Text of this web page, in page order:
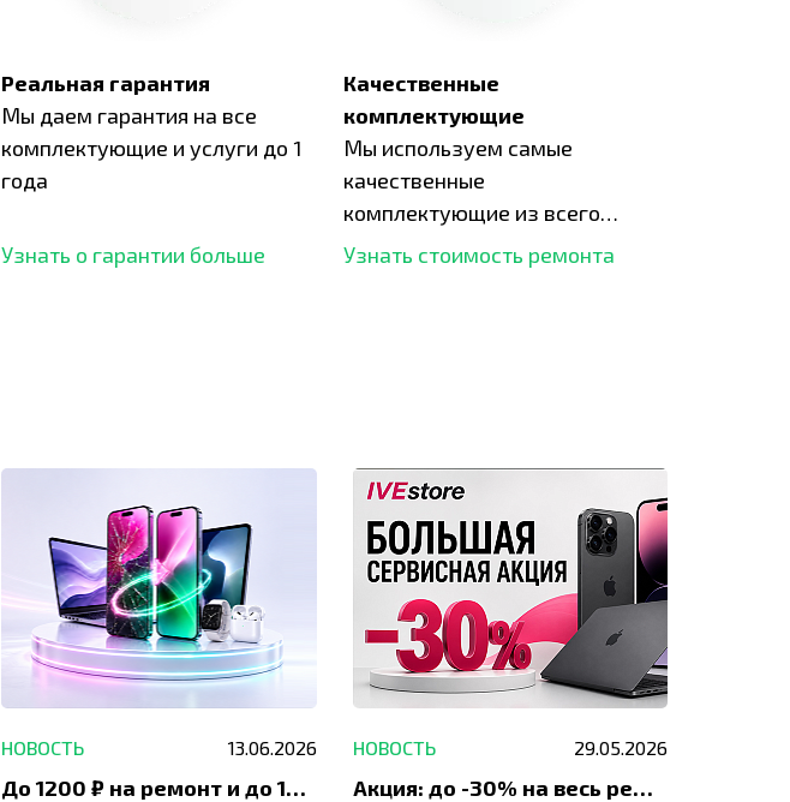
Реальная гарантия
Мы даем гарантия на все
комплектующие и услуги до 1
года
Узнать о гарантии больше
Качественные
комплектующие
Мы используем самые
качественные
комплектующие из всего
рынка и используем самое
Узнать стоимость ремонта
НОВОСТЬ 13.06.2026
До 1200 ₽ на ремонт и до 1500 ₽ на покупку техники Apple
НОВОСТЬ 29.05.2026
Акция: до -30% на весь ремонт техники Apple